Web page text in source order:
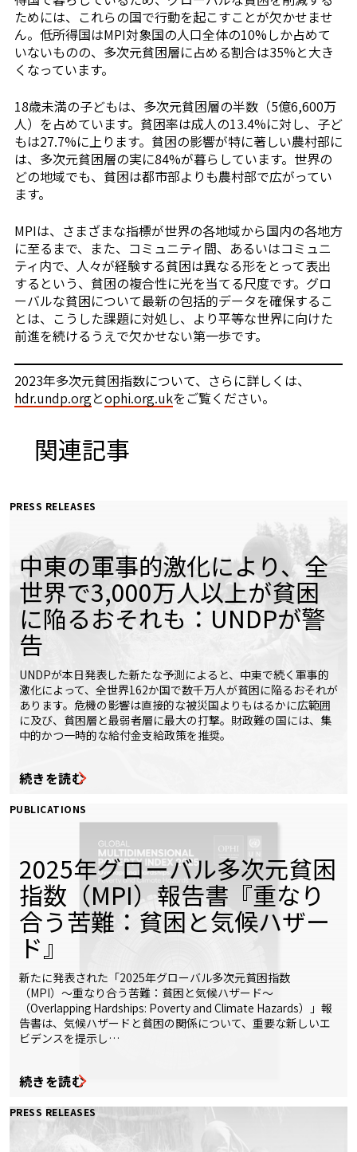
ためには、これらの国で行動を起こすことが欠かせませ
ん。低所得国はMPI対象国の人口全体の10%しか占めて
いないものの、多次元貧困層に占める割合は35%と大き
くなっています。
18歳未満の子どもは、多次元貧困層の半数（5億6,600万
人）を占めています。貧困率は成人の13.4%に対し、子ど
もは27.7%に上ります。貧困の影響が特に著しい農村部に
は、多次元貧困層の実に84%が暮らしています。世界の
どの地域でも、貧困は都市部よりも農村部で広がってい
ます。
MPIは、さまざまな指標が世界の各地域から国内の各地方
に至るまで、また、コミュニティ間、あるいはコミュニ
ティ内で、人々が経験する貧困は異なる形をとって表出
するという、貧困の複合性に光を当てる尺度です。グロ
ーバルな貧困について最新の包括的データを確保するこ
とは、こうした課題に対処し、より平等な世界に向けた
前進を続けるうえで欠かせない第一歩です。
2023年多次元貧困指数について、さらに詳しくは、
hdr.undp.orgとophi.org.ukをご覧ください。
関連記事
PRESS RELEASES
中東の軍事的激化により、全
世界で3,000万人以上が貧困
に陥るおそれも：UNDPが警
告
UNDPが本日発表した新たな予測によると、中東で続く軍事的
激化によって、全世界162か国で数千万人が貧困に陥るおそれが
あります。危機の影響は直接的な被災国よりもはるかに広範囲
に及び、貧困層と最弱者層に最大の打撃。財政難の国には、集
中的かつ一時的な給付金支給政策を推奨。
続きを読む
PUBLICATIONS
2025年グローバル多次元貧困
指数（MPI）報告書『重なり
合う苦難：貧困と気候ハザー
ド』
新たに発表された「2025年グローバル多次元貧困指数
（MPI）〜重なり合う苦難：貧困と気候ハザード〜
（Overlapping Hardships: Poverty and Climate Hazards）」報
告書は、気候ハザードと貧困の関係について、重要な新しいエ
ビデンスを提示し…
続きを読む
PRESS RELEASES